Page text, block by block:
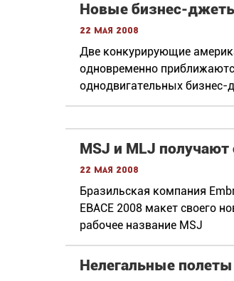
Новые бизнес-
22 мая 2008
Две конкурирующие
одновременно
однодвигательных бизнес-
MSJ и MLJ
22 мая 2008
Бразильская компания
EBACE 2008 макет своего
рабочее название MSJ
Нелегальные